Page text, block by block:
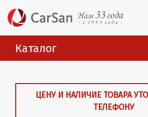
Каталог
ЦЕНУ И НАЛИЧИЕ ТОВАРА
ТЕЛЕФОНУ